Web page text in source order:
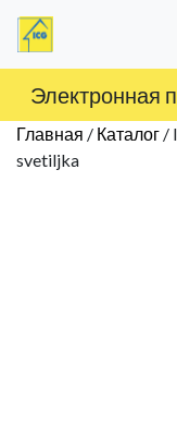
Доставка
Главная / Каталог /
svetiljka